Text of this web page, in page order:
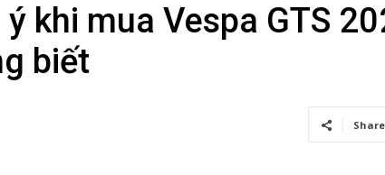
khi mua Vespa GTS
biết
Share